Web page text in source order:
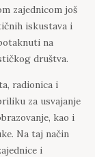
zajednicom još
iskustava i
na
društva.
radionica i
za usvajanje
kao i
Na taj način
i